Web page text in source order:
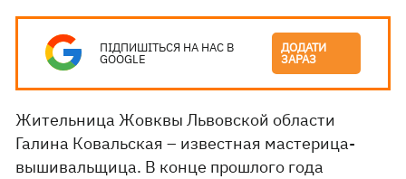
ПІДПИШІТЬСЯ НА НАС В
GOOGLE
ДОДАТИ
ЗАРАЗ
Жительница Жовквы Львовской области
Галина Ковальская – известная мастерица-
вышивальщица. В конце прошлого года